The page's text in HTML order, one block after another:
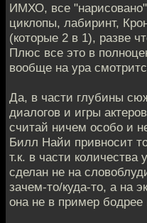
ИМХО, все
циклопы, лабиринт,
(которые 2 в 1), разве
Плюс все это в
вообще на ура
Да, в части глубины
диалогов и игры
считай ничем особо и
Билл Найи привносит
т.к. в части
сделан не на
зачем-то/куда-то, а на
она не в пример бодрее